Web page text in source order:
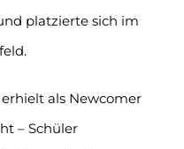
platzierte sich im
als Newcomer
– Schüler